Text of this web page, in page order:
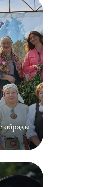
обряды